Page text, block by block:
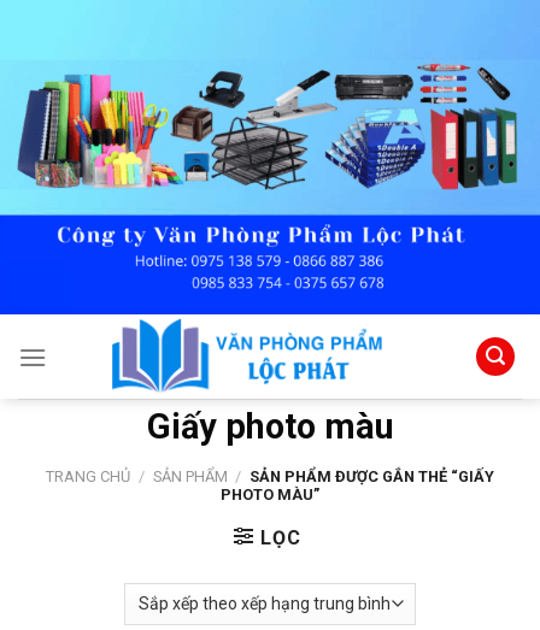
content
Giấy photo màu
TRANG CHỦ / SẢN PHẨM / SẢN PHẨM ĐƯỢC GẮN THẺ “GIẤY
PHOTO MÀU”
LỌC